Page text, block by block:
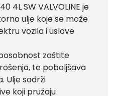
4L SW VALVOLINE je
ulje koje se može
vozila i uslove
zaštite
te poboljšava
Ulje sadrži
koji pružaju